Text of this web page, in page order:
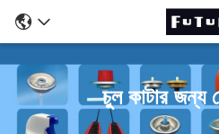
চুল কাটার জন্য